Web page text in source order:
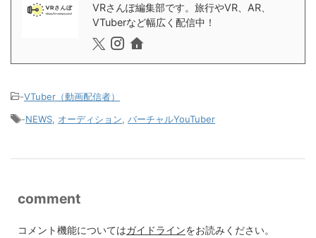
VRさんぽ編集部です。旅行やVR、AR、
VTuberなど幅広く配信中！
-VTuber（動画配信者）
-NEWS オーディション バーチャルYouTuber
comment
コメント機能についてはガイドラインをお読みください。